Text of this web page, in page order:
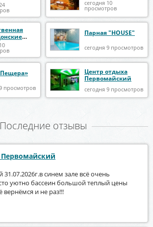
сегодня 10
просмотров
Парная "HOUSE"
сегодня 9 просмотров
просмотров
Центр отдыха
Первомайский
сегодня 9 просмотров
Последние отзывы
синем зале всё очень
уютно бассеин большой теплый цены
и не раз!!!